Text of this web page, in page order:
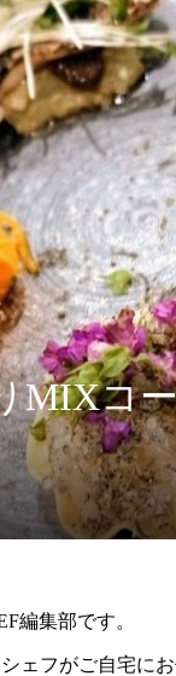
MIXコ
編集部です。
ェフがご自宅に